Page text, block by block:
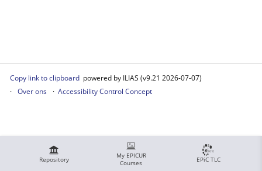
Repository
My EPICUR
Courses
EPiC TLC
Copy link to clipboard powered by ILIAS (v9.21 2026-07-07)
Over ons
Accessibility Control Concept